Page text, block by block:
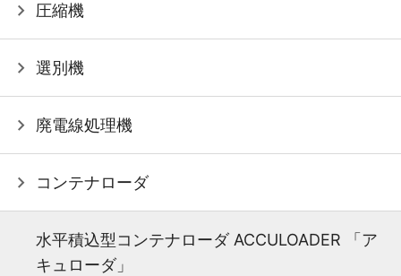
圧縮機
選別機
廃電線処理機
コンテナローダ
水平積込型コンテナローダ ACCULOADER 「ア
キュローダ」